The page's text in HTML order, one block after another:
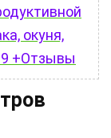
окуня,
+Отзывы